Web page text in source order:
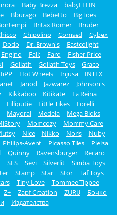
Baby Brezza
babyFEHN
Bburago Bebetto
BigToes
Britax Römer
Bruder
Chipolino Comsed
Cybex
Dodo Dr. Brown's
Eastcolight
Engino Falk Faro
Fisher Price
Goliath Goliath Toys
Graco
Hot Wheels Injusa
INTEX
Janod Jazwarez
Johnson's
Kikkaboo Kitikate
La Reina
Lilliputie Little Tikes
Lorelli
Mayoral Medela
Mega Bloks
Momcozy
Mommy Care
Nice Nikko Noris
Nuby
Philips-Avent Picasso Tiles
Pielsa
Quinny Ravensburger
Recaro
SES Sevi Silverlit
Simba Toys
Stamp Star Stor
Taf Toys
Tiny Love
Tommee Tippee
Z+ Zapf Creation ZURU
Бочко
Издателства